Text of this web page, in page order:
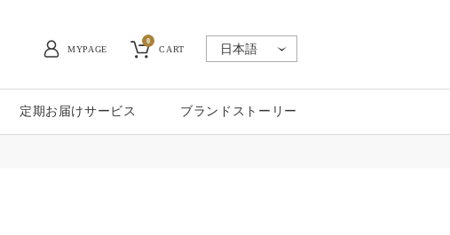
MYPAGE CART
0
定期お届けサービス ブランドストーリー